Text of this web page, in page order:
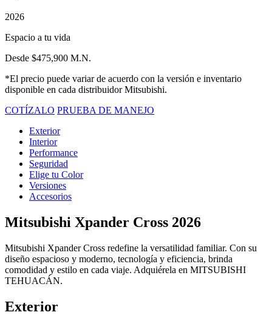
2026
Espacio a tu vida
Desde $475,900 M.N.
*El precio puede variar de acuerdo con la versión e inventario
disponible en cada distribuidor Mitsubishi.
COTÍZALO PRUEBA DE MANEJO
Exterior
Interior
Performance
Seguridad
Elige tu Color
Versiones
Accesorios
Mitsubishi Xpander Cross 2026
Mitsubishi Xpander Cross redefine la versatilidad familiar. Con su
diseño espacioso y moderno, tecnología y eficiencia, brinda
comodidad y estilo en cada viaje. Adquiérela en MITSUBISHI
TEHUACÁN.
Exterior